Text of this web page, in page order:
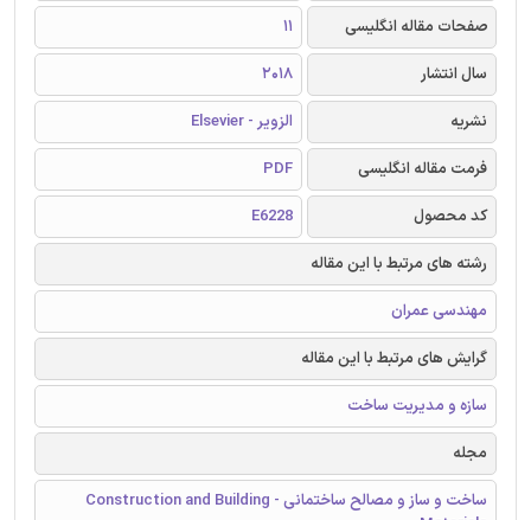
صفحات مقاله انگلیسی
11
سال انتشار
2018
نشریه
الزویر - Elsevier
فرمت مقاله انگلیسی
PDF
کد محصول
E6228
رشته های مرتبط با این مقاله
مهندسی عمران
گرایش های مرتبط با این مقاله
سازه و مدیریت ساخت
مجله
ساخت و ساز و مصالح ساختمانی - Construction and Building